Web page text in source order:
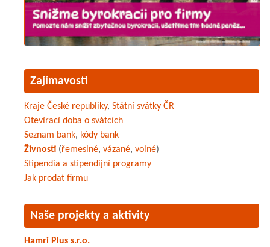
Zajímavosti
Kraje České republiky, Státní svátky ČR
Otevírací doba o svátcích
Seznam bank, kódy bank
Živnosti (řemeslné, vázané, volné)
Stipendia a stipendijní programy
Jak prodat firmu
Naše projekty a aktivity
Hamri Plus s.r.o.